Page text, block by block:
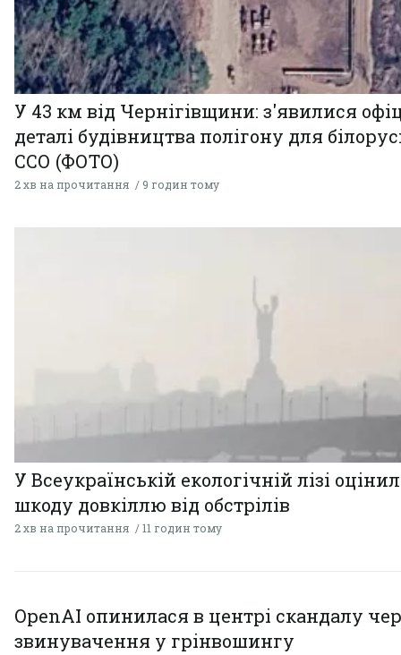
У 43 км від Чернігівщини: з'явилися
деталі будівництва полігону для
ССО (ФОТО)
2 хв на прочитання 9 годин тому
У Всеукраїнській екологічній лізі
шкоду довкіллю від обстрілів
2 хв на прочитання 11 годин тому
OpenAI опинилася в центрі скандалу
звинувачення у грінвошингу